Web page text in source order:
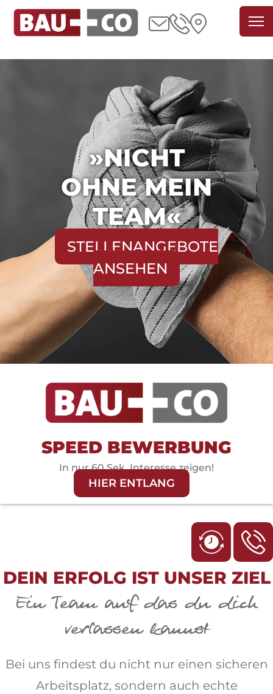
»NICHT
OHNE MEIN
TEAM«
STELLENANGEBOTE
ANSEHEN
SPEED BEWERBUNG
In nur 60 Sek. Interesse zeigen!
HIER ENTLANG
DEIN ERFOLG IST UNSER ZIEL
Ein Team auf das du dich
verlassen kannst
Bei uns findest du nicht nur einen sicheren
Arbeitsplatz, sondern auch echte